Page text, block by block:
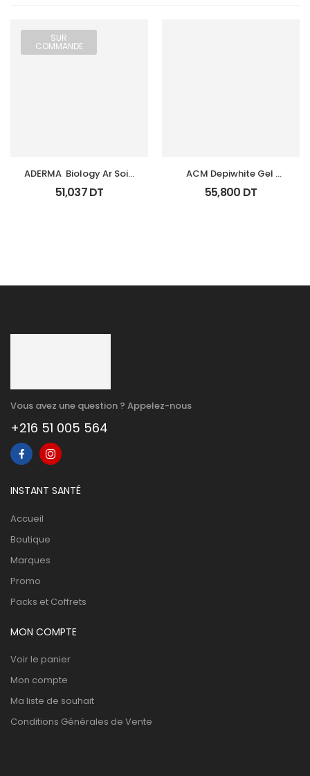
SUR
COMMANDE
ADERMA  Biology Ar Soin
Anti Rougeurs Tb 40 Ml
51,037DT
ACM Depiwhite Gel
Contour Yeux Tb 15Ml
55,800 DT
Vous avez une question ? Appelez-nous
+216 51 005 564
INSTANT SANTÉ
Accueil
Boutique
Marques
Promo
Packs et Coffrets
MON COMPTE
Voir le panier
Mon compte
Ma liste de souhait
Conditions Générales de Vente